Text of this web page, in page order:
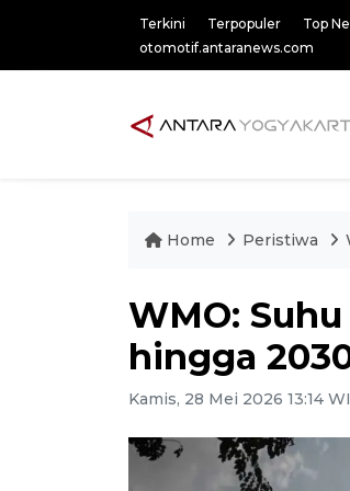
Terkini Terpopuler Top
otomotif.antaranews.com
Home Peristiwa
WMO:
hingga
Kamis, 28 Mei 2026 13:14